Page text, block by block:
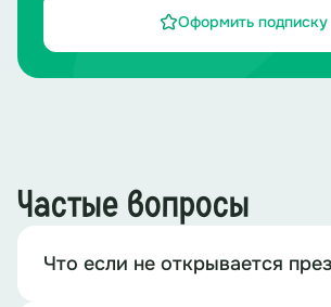
Оформить подписку
Частые вопросы
Что если не открывается